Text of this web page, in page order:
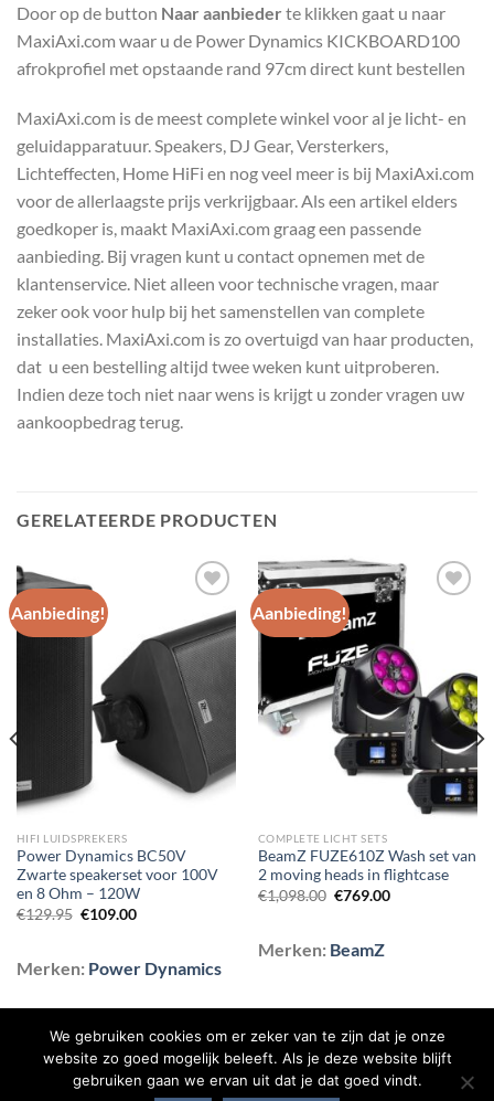
Door op de button Naar aanbieder te klikken gaat u naar
MaxiAxi.com waar u de Power Dynamics KICKBOARD100
afrokprofiel met opstaande rand 97cm direct kunt bestellen
MaxiAxi.com is de meest complete winkel voor al je licht- en
geluidapparatuur. Speakers, DJ Gear, Versterkers,
Lichteffecten, Home HiFi en nog veel meer is bij MaxiAxi.com
voor de allerlaagste prijs verkrijgbaar. Als een artikel elders
goedkoper is, maakt MaxiAxi.com graag een passende
aanbieding. Bij vragen kunt u contact opnemen met de
klantenservice. Niet alleen voor technische vragen, maar
zeker ook voor hulp bij het samenstellen van complete
installaties. MaxiAxi.com is zo overtuigd van haar producten,
dat u een bestelling altijd twee weken kunt uitproberen.
Indien deze toch niet naar wens is krijgt u zonder vragen uw
aankoopbedrag terug.
GERELATEERDE PRODUCTEN
Aanbieding!
Toevoegen
aan
wenslijst
HIFI LUIDSPREKERS
Power Dynamics BC50V
Zwarte speakerset voor 100V
en 8 Ohm – 120W
€129.95 Oorspronkelijke
€109.00Huidige
Merken: Power Dynamics
Aanbieding!
Toevoegen
wenslijst
COMPLETE LICHT SETS
BeamZ FUZE610Z Wash set van
2 moving heads in flightcase
€1,098.00 Oorspronkelijke
€769.00Huidige
Merken: BeamZ
CONTACT OVER ONS VEELGESTELDE VRAGEN
We gebruiken cookies om er zeker van te zijn dat je onze
website zo goed mogelijk beleeft. Als je deze website blijft
gebruiken gaan we ervan uit dat je dat goed vindt.